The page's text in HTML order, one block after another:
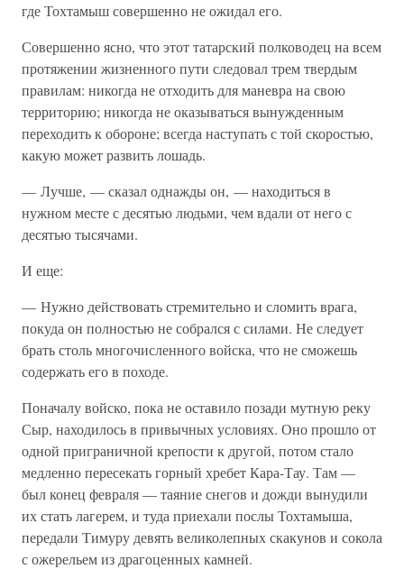
где Тохтамыш совершенно не ожидал его.
Совершенно ясно, что этот татарский полководец на всем
протяжении жизненного пути следовал трем твердым
правилам: никогда не отходить для маневра на свою
территорию; никогда не оказываться вынужденным
переходить к обороне; всегда наступать с той скоростью,
какую может развить лошадь.
— Лучше, — сказал однажды он, — находиться в
нужном месте с десятью людьми, чем вдали от него с
десятью тысячами.
И еще:
— Нужно действовать стремительно и сломить врага,
покуда он полностью не собрался с силами. Не следует
брать столь многочисленного войска, что не сможешь
содержать его в походе.
Поначалу войско, пока не оставило позади мутную реку
Сыр, находилось в привычных условиях. Оно прошло от
одной приграничной крепости к другой, потом стало
медленно пересекать горный хребет Кара-Тау. Там —
был конец февраля — таяние снегов и дожди вынудили
их стать лагерем, и туда приехали послы Тохтамыша,
передали Тимуру девять великолепных скакунов и сокола
с ожерельем из драгоценных камней.